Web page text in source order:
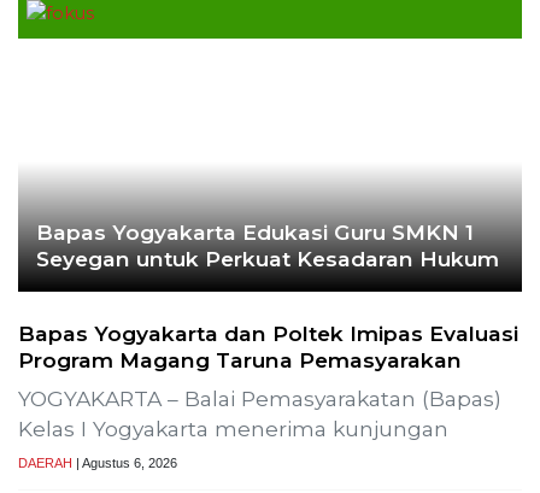
Bapas Yogyakarta Edukasi Guru SMKN 1
Seyegan untuk Perkuat Kesadaran Hukum
Bapas Yogyakarta dan Poltek Imipas Evaluasi
Program Magang Taruna Pemasyarakan
YOGYAKARTA – Balai Pemasyarakatan (Bapas)
Kelas I Yogyakarta menerima kunjungan
DAERAH | Agustus 6, 2026